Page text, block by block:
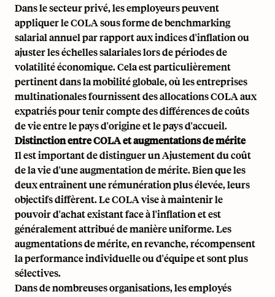
Dans le secteur privé, les employeurs peuvent
appliquer le COLA sous forme debenchmarking
salarialannuel par rapport aux indices d'inflation ou
ajuster les échelles salariales lors de périodes de
volatilité économique. Cela est particulièrement
pertinent dans lamobilité globale, où les entreprises
multinationales fournissent des allocations COLA aux
expatriés pour tenir compte des différences de coûts
de vie entre le pays d'origine et le pays d'accueil.
Distinction entre COLA et augmentations de mérite
Il est important de distinguer un Ajustement du coût
de la vie d'uneaugmentation de mérite. Bien que les
deux entraînent une rémunération plus élevée, leurs
objectifs diffèrent. Le COLA vise à maintenir le
pouvoir d'achat existant face à l'inflation et est
généralement attribué de manière uniforme. Les
augmentations de mérite, en revanche, récompensent
la performance individuelle ou d'équipe et sont plus
sélectives.
Dans de nombreuses organisations, les employés